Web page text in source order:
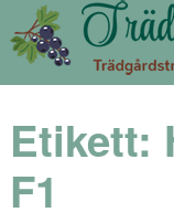
Etikett:
F1